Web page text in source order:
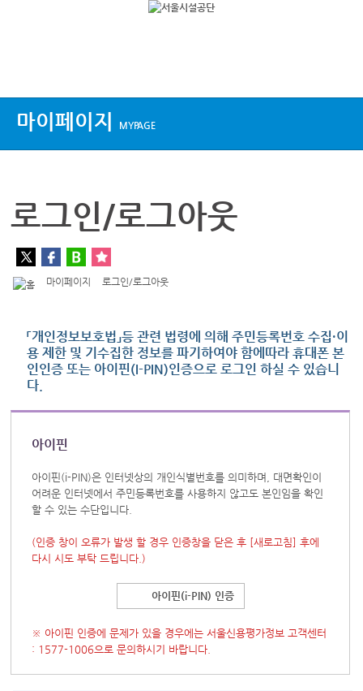
마이페이지 MYPAGE
로그인/로그아웃
마이페이지 로그인/로그아웃
「개인정보보호법」등 관련 법령에 의해 주민등록번호 수집·이
용 제한 및 기수집한 정보를 파기하여야 함에따라 휴대폰 본
인인증 또는 아이핀(I-PIN)인증으로 로그인 하실 수 있습니
다.
아이핀
아이핀(i-PIN)은 인터넷상의 개인식별번호를 의미하며, 대면확인이
어려운 인터넷에서 주민등록번호를 사용하지 않고도 본인임을 확인
할 수 있는 수단입니다.
(인증 창이 오류가 발생 할 경우 인증창을 닫은 후 [새로고침] 후에
다시 시도 부탁 드립니다.)
아이핀(i-PIN) 인증
※ 아이핀 인증에 문제가 있을 경우에는 서울신용평가정보 고객센터
: 1577-1006으로 문의하시기 바랍니다.